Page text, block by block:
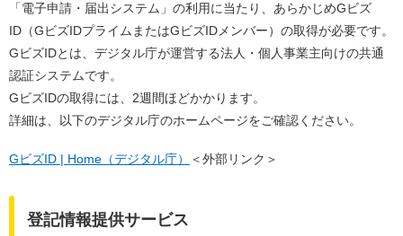
「電子申請・届出システム」の利用に当たり、あらかじめGビズ
ID（GビズIDプライムまたはGビズIDメンバー）の取得が必要です。
GビズIDとは、デジタル庁が運営する法人・個人事業主向けの共通
認証システムです。
GビズIDの取得には、2週間ほどかかります。
詳細は、以下のデジタル庁のホームページをご確認ください。
GビズID | Home（デジタル庁） ＜外部リンク＞
登記情報提供サービス